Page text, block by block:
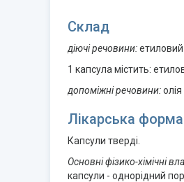
Склад
діючі речовини:етиловий
1 капсула містить:
допоміжні речовини:
Лікарська форма
Капсули тверді.
Основні фізико-хімічні
капсули - однорідний